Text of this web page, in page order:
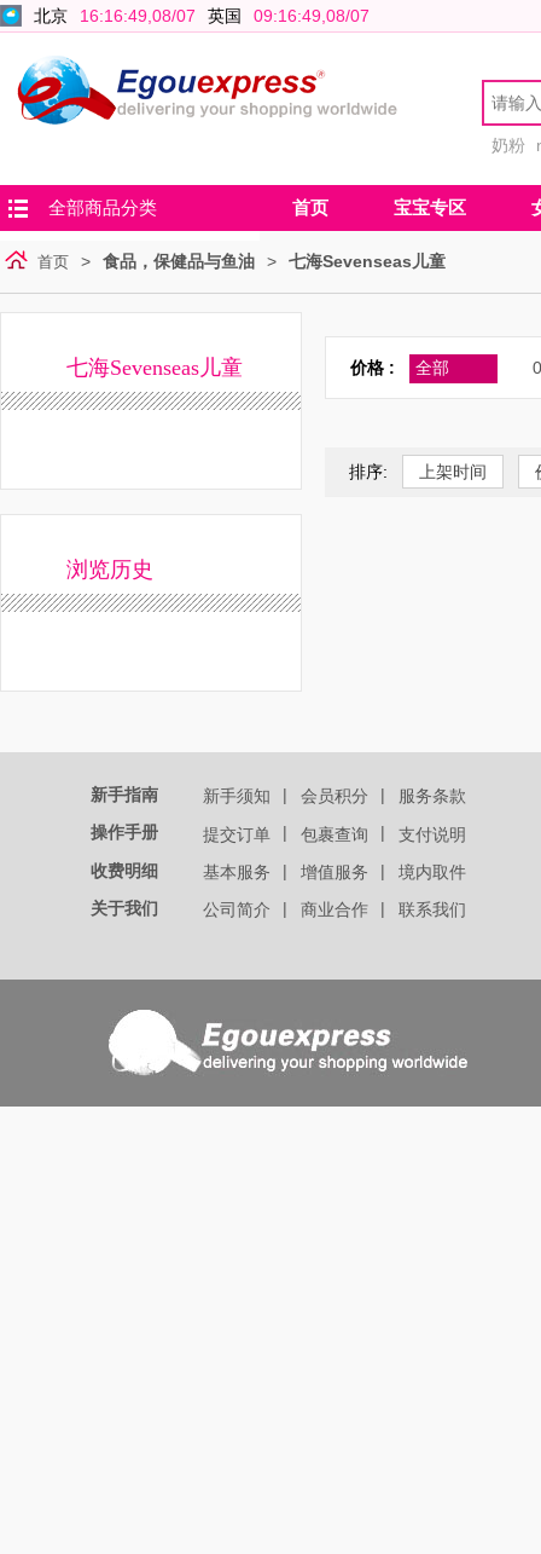
北京 16:16:49,08/07 英国 09:16:49,08/07
奶粉
全部商品分类 首页 宝宝专区
首页 > 食品，保健品与鱼油 > 七海Sevenseas儿童
七海Sevenseas儿童
浏览历史
价格 : 全部
排序: 上架时间
新手指南 新手须知 | 会员积分 |
服务条款
操作手册
提交订单 | 包裹查询 |
支付说明
收费明细
基本服务 | 增值服务 |
境内取件
关于我们
公司简介 | 商业合作 | 联系我们